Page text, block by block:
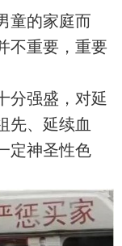
的家庭而
不重要，重要
强盛，对延
先、延续血
定神圣性色